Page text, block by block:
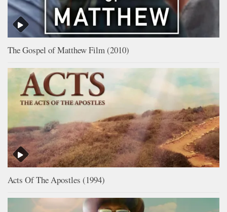
The Gospel of Matthew Film (2010)
Acts Of The Apostles (1994)